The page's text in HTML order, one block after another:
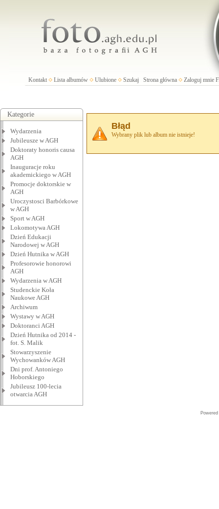
Kontakt Lista albumów Ulubione Szukaj Strona główna Zaloguj mnie
Kategorie
Wydarzenia
Jubileusze w AGH
Doktoraty honoris causa
AGH
Inauguracje roku
akademickiego w AGH
Promocje doktorskie w
AGH
Uroczystosci Barbórkowe
w AGH
Sport w AGH
Lokomotywa AGH
Dzień Edukacji
Narodowej w AGH
Dzień Hutnika w AGH
Profesorowie honorowi
AGH
Wydarzenia w AGH
Studenckie Koła
Naukowe AGH
Archiwum
Wystawy w AGH
Doktoranci AGH
Dzień Hutnika od 2014 -
fot. S. Malik
Stowarzyszenie
Wychowanków AGH
Dni prof. Antoniego
Hoborskiego
Jubileusz 100-lecia
otwarcia AGH
Błąd
Wybrany plik lub album nie istnieje!